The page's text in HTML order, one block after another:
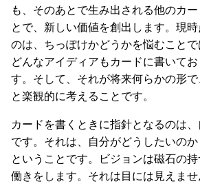
も、そのあとで生み出される他のカ
とで、新しい価値を創出します。現
のは、ちっぽけかどうかを悩むこと
どんなアイディアもカードに書いて
す。そして、それが将来何らかの形
と楽観的に考えることです。
カードを書くときに指針となるのは
です。それは、自分がどうしたいの
ということです。ビジョンは磁石の
働きをします。それは目には見えま